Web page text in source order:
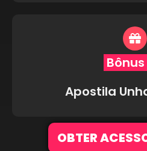
Apostila
OBTER